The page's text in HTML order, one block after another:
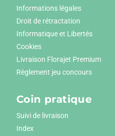
Informations légales
Droit de rétractation
Informatique et Libertés
Cookies
Livraison Florajet Premium
Règlement jeu concours
Coin pratique
Suivi de livraison
Index